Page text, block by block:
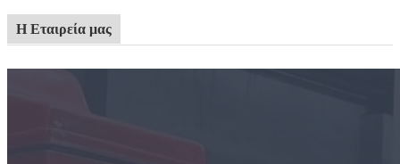
Η Εταιρεία μας